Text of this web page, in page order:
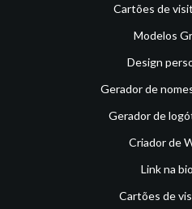
Cartões de
Modelos
Design
Gerador de
Gerador de
Criador de
Link na
Cartões de